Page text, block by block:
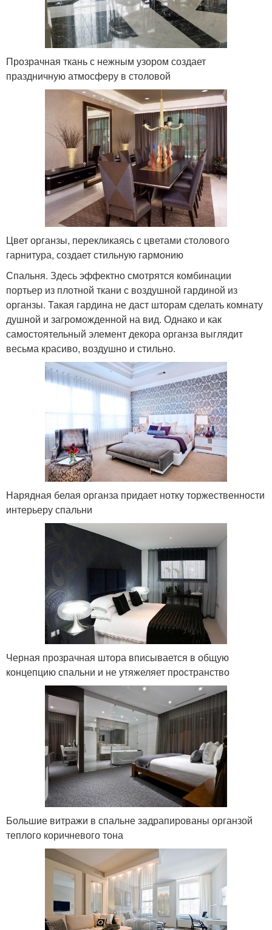
Прозрачная ткань с нежным узором создает
праздничную атмосферу в столовой
Цвет органзы, перекликаясь с цветами столового
гарнитура, создает стильную гармонию
Спальня. Здесь эффектно смотрятся комбинации
портьер из плотной ткани с воздушной гардиной из
органзы. Такая гардина не даст шторам сделать комнату
душной и загроможденной на вид. Однако и как
самостоятельный элемент декора органза выглядит
весьма красиво, воздушно и стильно.
Нарядная белая органза придает нотку торжественности
интерьеру спальни
Черная прозрачная штора вписывается в общую
концепцию спальни и не утяжеляет пространство
Большие витражи в спальне задрапированы органзой
теплого коричневого тона